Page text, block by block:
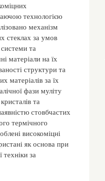
технологією
механізм
стеклах за умов
та
матеріали на їх
структури та
матеріалів за їх
фази муліту
та
стовбчастих
термічного
високоміцні
як основа при
техніки за